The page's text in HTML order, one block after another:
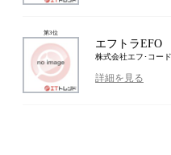
第3位
エフトラEFO
株式会社エフ･コード
詳細を見る